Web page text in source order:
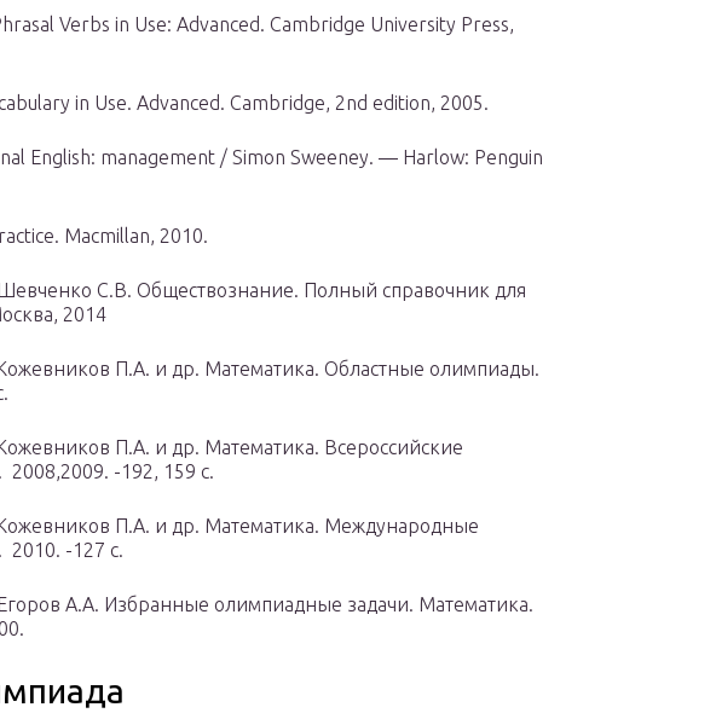
Verbs in Use: Advanced. Cambridge University Press,
in Use. Advanced. Cambridge, 2nd edition, 2005.
English: management / Simon Sweeney. — Harlow: Penguin
Macmillan, 2010.
С.В. Обществознание. Полный справочник для
2014
П.А. и др. Математика. Областные олимпиады.
П.А. и др. Математика. Всероссийские
-192, 159 с.
П.А. и др. Математика. Международные
-127 с.
А.А. Избранные олимпиадные задачи. Математика.